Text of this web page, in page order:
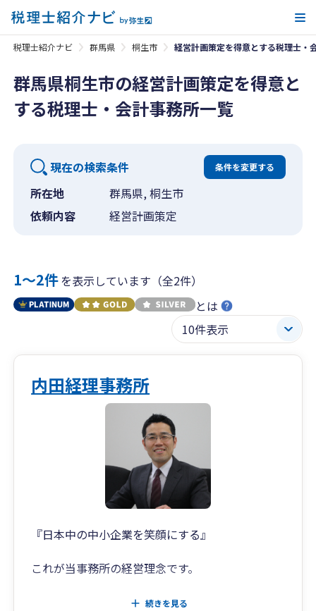
税理士紹介ナビ 群馬県 桐生市 経営計画策定を得意とする税理士・
群馬県桐生市の経営計画策定を得意と
する税理士・会計事務所一覧
現在の検索条件 条件を変更する
所在地
群馬県, 桐生市
依頼内容
経営計画策定
1〜2件を表示しています（全2件）
とは
内田経理事務所
『日本中の中小企業を笑顔にする』
これが当事務所の経営理念です。
コンサルティング・IT・税務を通じて、
続きを見る